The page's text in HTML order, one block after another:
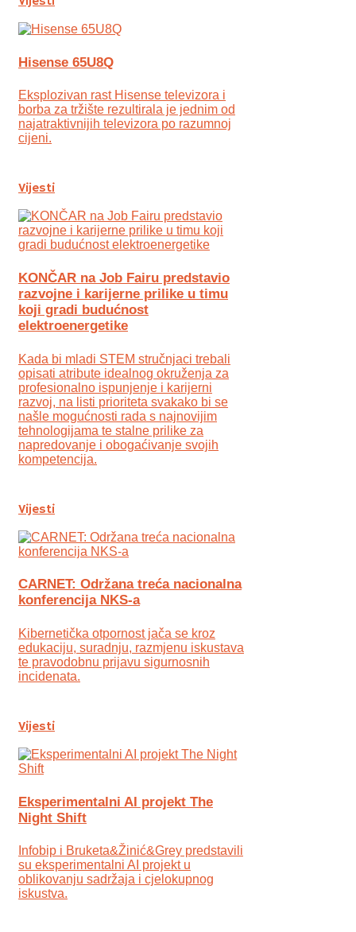
Hisense 65U8Q
Eksplozivan rast Hisense televizora i
borba za tržište rezultirala je jednim od
najatraktivnijih televizora po razumnoj
cijeni.
Vijesti
KONČAR na Job Fairu predstavio
razvojne i karijerne prilike u timu
koji gradi budućnost
elektroenergetike
Kada bi mladi STEM stručnjaci trebali
opisati atribute idealnog okruženja za
profesionalno ispunjenje i karijerni
razvoj, na listi prioriteta svakako bi se
našle mogućnosti rada s najnovijim
tehnologijama te stalne prilike za
napredovanje i obogaćivanje svojih
kompetencija.
Vijesti
CARNET: Održana treća nacionalna
konferencija NKS-a
Kibernetička otpornost jača se kroz
edukaciju, suradnju, razmjenu iskustava
te pravodobnu prijavu sigurnosnih
incidenata.
Vijesti
Eksperimentalni AI projekt The
Night Shift
Infobip i Bruketa&Žinić&Grey predstavili
su eksperimentalni AI projekt u
oblikovanju sadržaja i cjelokupnog
iskustva.